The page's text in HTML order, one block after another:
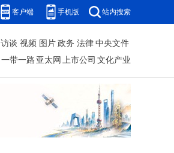
客户端 手机版 站内搜索
访谈 视频 图片 政务 法律 中央文件
一带一路 亚太网 上市公司 文化产业